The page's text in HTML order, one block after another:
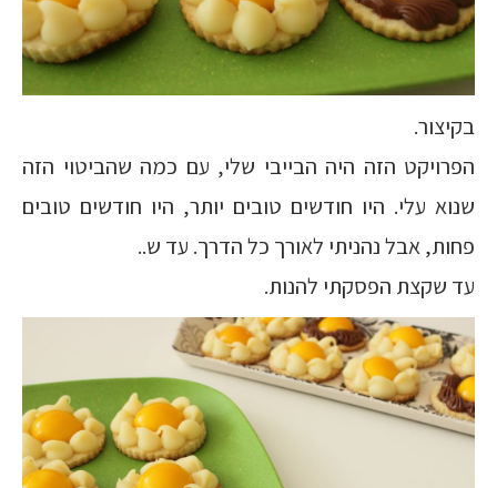
בקיצור.
הפרויקט הזה היה הבייבי שלי, עם כמה שהביטוי הזה
שנוא עלי. היו חודשים טובים יותר, היו חודשים טובים
פחות, אבל נהניתי לאורך כל הדרך. עד ש..
עד שקצת הפסקתי להנות.